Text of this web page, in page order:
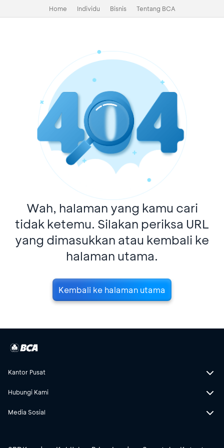
Home Individu Bisnis Tentang BCA
Wah, halaman yang kamu cari
tidak ketemu. Silakan periksa URL
yang dimasukkan atau kembali ke
halaman utama.
Kembali ke halaman utama
Kantor Pusat
Hubungi Kami
Media Sosial